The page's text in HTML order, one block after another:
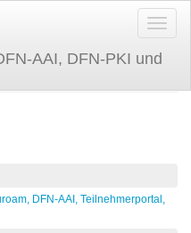
AAI, DFN-PKI und
DFN-AAI, Teilnehmerportal,